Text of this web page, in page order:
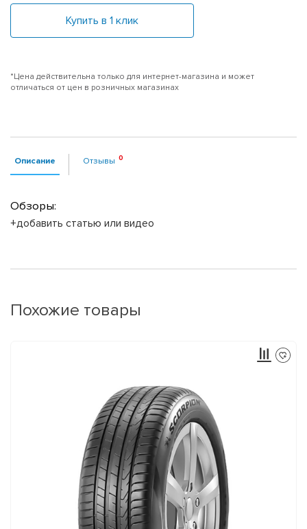
Купить в 1 клик
*Цена действительна только для интернет-магазина и может
отличаться от цен в розничных магазинах
Описание Отзывы
Обзоры:
+добавить статью или видео
Похожие товары